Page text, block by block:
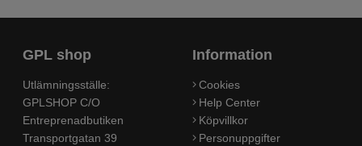
GPL shop
Utlämningsställe:
GPLSHOP C/O
Entreprenadbutiken
Transportgatan 39
Information
Cookies
Help Center
Köpvillkor
Personuppgifter